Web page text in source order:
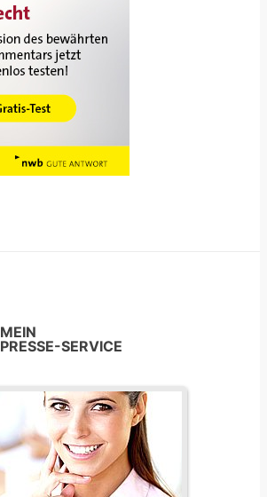
MEIN
PRESSE-SERVICE